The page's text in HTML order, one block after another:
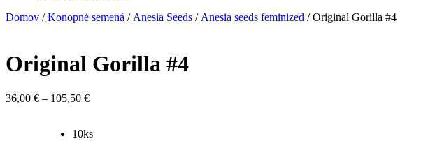
Domov /Konopné semená / Anesia Seeds / Anesia seeds feminized / Original Gorilla #4
Original Gorilla #4
36,00 € – 105,50 €Price
through
10ks